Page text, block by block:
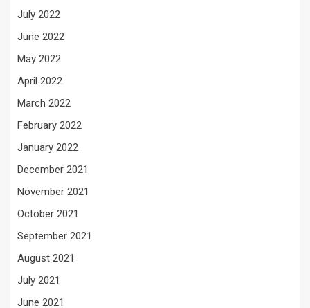
July 2022
June 2022
May 2022
April 2022
March 2022
February 2022
January 2022
December 2021
November 2021
October 2021
September 2021
August 2021
July 2021
June 2021